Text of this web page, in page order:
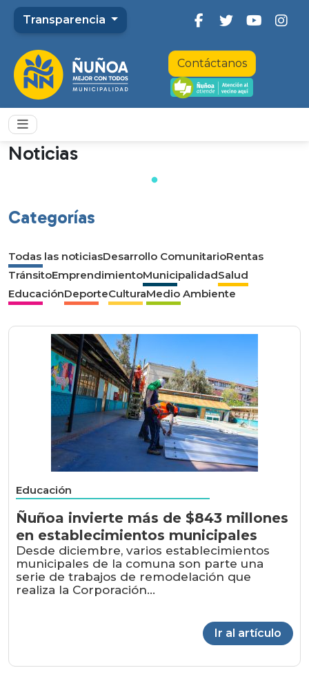
Transparencia
Contáctanos
Noticias
Educación
Ñuñoa invierte más de $843 millones
en establecimientos municipales
Desde diciembre, varios establecimientos
municipales de la comuna son parte una
serie de trabajos de remodelación que
realiza la Corporación...
Ir al artículo
Categorías
Todas las noticiasDesarrollo ComunitarioRentas
TránsitoEmprendimientoMunicipalidadSalud
EducaciónDeporteCulturaMedio Ambiente